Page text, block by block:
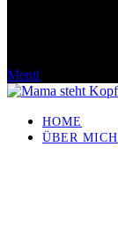
Menü
HOME
ÜBER MICH